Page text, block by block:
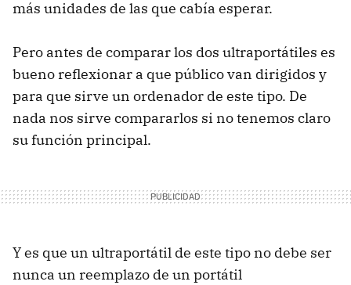
más unidades de las que cabía esperar.
Pero antes de comparar los dos ultraportátiles es
bueno reflexionar a que público van dirigidos y
para que sirve un ordenador de este tipo. De
nada nos sirve compararlos si no tenemos claro
su función principal.
Y es que un ultraportátil de este tipo no debe ser
nunca un reemplazo de un portátil